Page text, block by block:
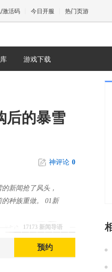
激活码 今日开服 热门页游
游戏下载
后的暴雪
神评论 0
17173 新闻导语
新闻抢了风头，
种族重做。 01新
预约